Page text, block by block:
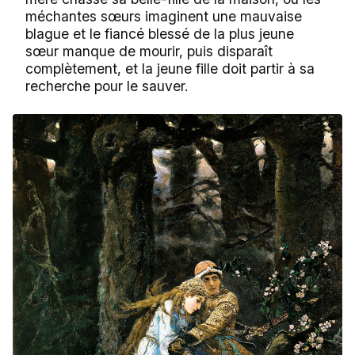
méchantes sœurs imaginent une mauvaise
blague et le fiancé blessé de la plus jeune
sœur manque de mourir, puis disparaît
complètement, et la jeune fille doit partir à sa
recherche pour le sauver.